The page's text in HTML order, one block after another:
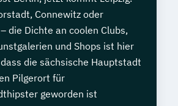
Connewitz oder
die Dichte an coolen Clubs,
und Shops ist hier
die sächsische Hauptstadt
Pilgerort für
geworden ist